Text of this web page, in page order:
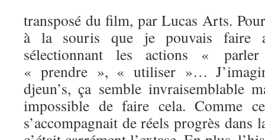
transposé du film, par Lucas Arts.
à la souris que je pouvais faire
sélectionnant les actions «
« prendre », « utiliser »…
djeun’s, ça semble invraisemblable
impossible de faire cela. Comme
s’accompagnait de réels progrès dans